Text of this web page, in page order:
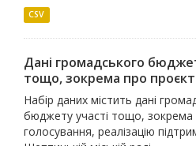
CSV
Дані громадського
тощо, зокрема про
Набір даних містить дані
бюджету участі тощо, зокрема
голосування, реалізацію